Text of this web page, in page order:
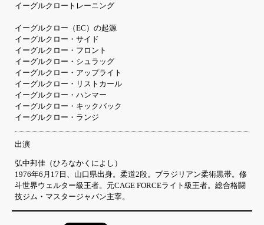
イーグルクロートレーニング
イーグルクロー（EC）の起源
イーグルクロー・サイド
イーグルクロー・フロント
イーグルクロー・シュラッグ
イーグルクロー・アップライト
イーグルクロー・リストカール
イーグルクロー・ハンマー
イーグルクロー・キックバック
イーグルクロー・ランジ
出演
弘中邦佳（ひろなかくによし）
1976年6月17日、山口県出身。柔道2段。ブラジリアン柔術黒帯。修
斗世界ウェルター級王者。元CAGE FORCEライト級王者。総合格闘
技ジム・マスタージャパン主宰。